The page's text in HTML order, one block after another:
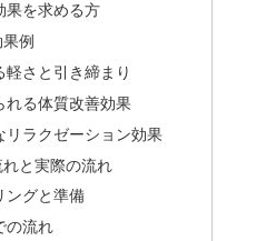
果を求める方
例
さと引き締まり
れる体質改善効果
リラクゼーション効果
と実際の流れ
ングと準備
の流れ